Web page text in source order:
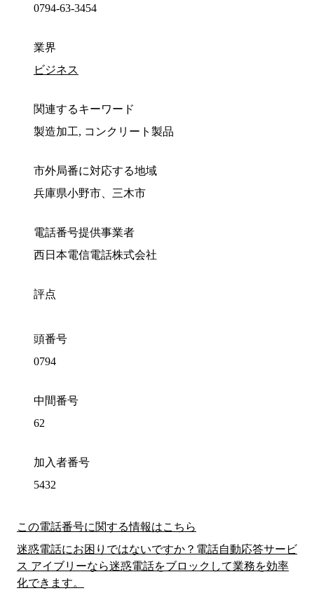
0794-63-3454
業界
ビジネス
関連するキーワード
製造加工, コンクリート製品
市外局番に対応する地域
兵庫県小野市、三木市
電話番号提供事業者
西日本電信電話株式会社
評点
頭番号
0794
中間番号
62
加入者番号
5432
この電話番号に関する情報はこちら
迷惑電話にお困りではないですか？電話自動応答サービ
ス アイブリーなら迷惑電話をブロックして業務を効率
化できます。